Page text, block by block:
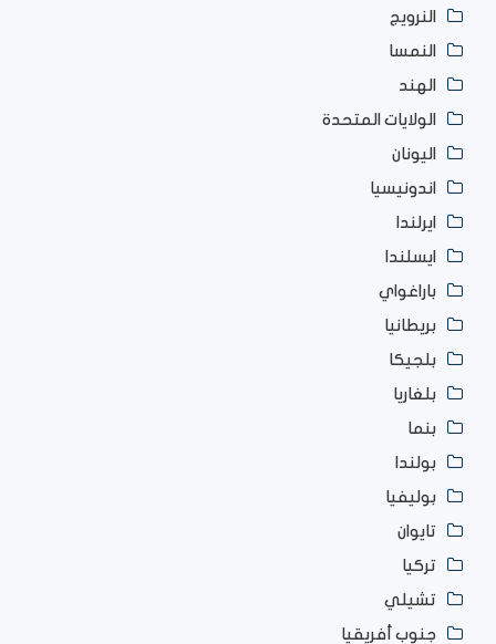
النرويج
النمسا
الهند
الولايات المتحدة
اليونان
اندونيسيا
ايرلندا
ايسلندا
باراغواي
بريطانيا
بلجيكا
بلغاريا
بنما
بولندا
بوليفيا
تايوان
تركيا
تشيلي
جنوب أفريقيا